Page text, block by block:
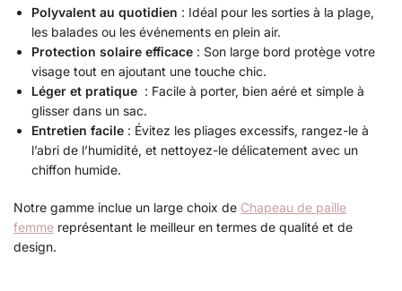
Polyvalent au quotidien : Idéal pour les sorties à la plage,
les balades ou les événements en plein air.
Protection solaire efficace : Son large bord protège votre
visage tout en ajoutant une touche chic.
Léger et pratique : Facile à porter, bien aéré et simple à
glisser dans un sac.
Entretien facile : Évitez les pliages excessifs, rangez-le à
l’abri de l’humidité, et nettoyez-le délicatement avec un
chiffon humide.
Notre gamme inclue un large choix de Chapeau de paille
femme représentant le meilleur en termes de qualité et de
design.